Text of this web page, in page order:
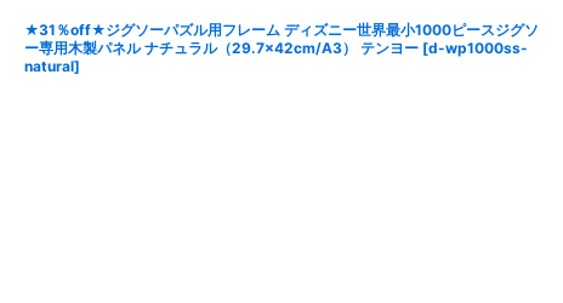
★31％off★ジグソーパズル用フレーム ディズニー世界最小1000ピースジグソ
ー専用木製パネル ナチュラル（29.7×42cm/A3） テンヨー [d-wp1000ss-
natural]